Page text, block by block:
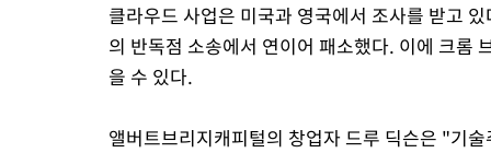
클라우드 사업은 미국과 영국에서 조사를 받고
의 반독점 소송에서 연이어 패소했다. 이에 크롬
을 수 있다.
앨버트브리지캐피털의 창업자 드루 딕슨은 "기